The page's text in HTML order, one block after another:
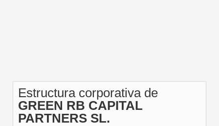
Estructura corporativa de
GREEN RB CAPITAL
PARTNERS SL.